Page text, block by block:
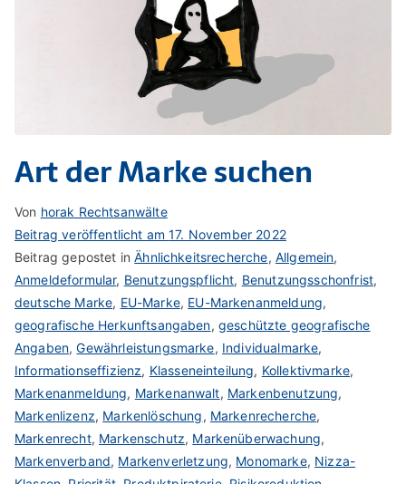
Art der Marke suchen
Von horak Rechtsanwälte
Beitrag veröffentlicht am17. November 2022
Beitrag gepostet inÄhnlichkeitsrecherche, Allgemein,
Anmeldeformular, Benutzungspflicht, Benutzungsschonfrist,
deutsche Marke, EU-Marke, EU-Markenanmeldung,
geografische Herkunftsangaben, geschützte geografische
Angaben,Gewährleistungsmarke, Individualmarke,
Informationseffizienz, Klasseneinteilung, Kollektivmarke,
Markenanmeldung, Markenanwalt, Markenbenutzung,
Markenlizenz, Markenlöschung, Markenrecherche,
Markenrecht, Markenschutz, Markenüberwachung,
Markenverband, Markenverletzung, Monomarke, Nizza-